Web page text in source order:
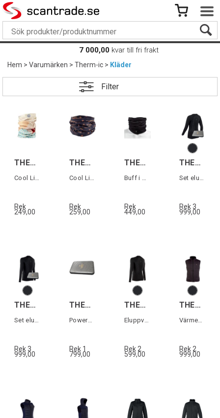
7 000,00 kvar till fri frakt
Hem>Varumärken>Therm-ic> Kläder
Filter
THERM-IC NW COOL LIGHT Colibri
Cool Light Neckwarmer
Rek
249,00
THERM-IC NW COOL LIGHT Carbon Thermic
Cool Light Neckwarmer
Rek
259,00
THERM-IC NW WARM LIGHT NATURAL Svart
Buff i merinoull
Rek
449,00
THERM-IC S.E.T® BASELAYR W+BP
Set eluppvärmd tröja+Bodypack dam
Rek 3
999,00
THERM-IC S.E.T® BASELAYR M+BP
Rek 3
999,00
THERM-IC S.E.T® BODY PACK
Powerbank till S.E.T® underställ
Rek 1
799,00
THERM-IC S.E.T® BASELAYER MEN
Rek 2
599,00
THERM-IC POWER VEST HEAT MEN
Rek 2
999,00